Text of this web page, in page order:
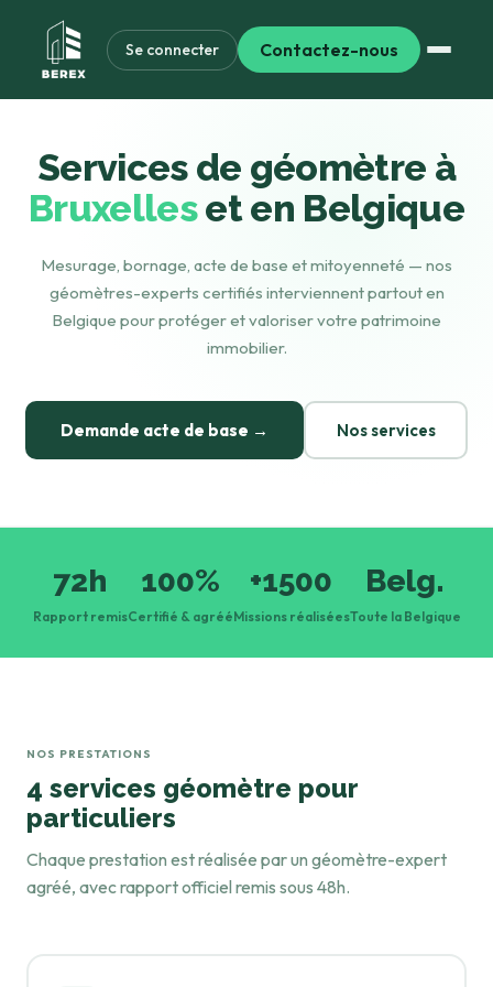
Se connecter Contactez-nous
Services de géomètre à
Bruxelleset en Belgique
Mesurage, bornage, acte de base et mitoyenneté — nos
géomètres-experts certifiés interviennent partout en
Belgique pour protéger et valoriser votre patrimoine
immobilier.
Demande acte de base → Nos services
72h
Rapport remis
100%
Certifié & agréé
+1500
Missions réalisées
Belg.
Toute la Belgique
NOS PRESTATIONS
4 services géomètre pour
particuliers
Chaque prestation est réalisée par un géomètre-expert
agréé, avec rapport officiel remis sous 48h.